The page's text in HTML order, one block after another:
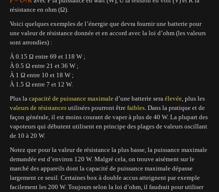
résistance en ohm (Ω).
Voici quelques exemples de l’énergie que devra fournir une batterie pour
une valeur de résistance donnée et en accord avec la loi d’ohm (les valeurs
sont arrondies) :
À 0.15 Ω entre 69 et 118 W ;
À 0.5 Ω entre 21 et 36 W ;
À 1 Ω entre 10 et 18 W ;
À 1.5 Ω entre 7 et 12 W.
Plus la capacité de puissance maximale d’une batterie sera élevée, plus les
valeurs de résistances utilisées pourront être faibles. Dans la pratique et de
façon générale, il est moins courant de vaper à plus de 40 W. La plupart des
vapoteurs qui débutent utilisent en principe des plages de valeurs oscillant
de 10 à 20 W.
Notez que pour la valeur de résistance la plus basse, la puissance maximale
demandée est d’environ 120 W. Malgré cela, on trouve aisément sur le
marché des appareils dont la capacité de puissance maximale dépasse
largement ce seuil. Certaines box à double accus atteignent par exemple
facilement les 200 W. Toujours selon la loi d’ohm, il faudrait pour utiliser